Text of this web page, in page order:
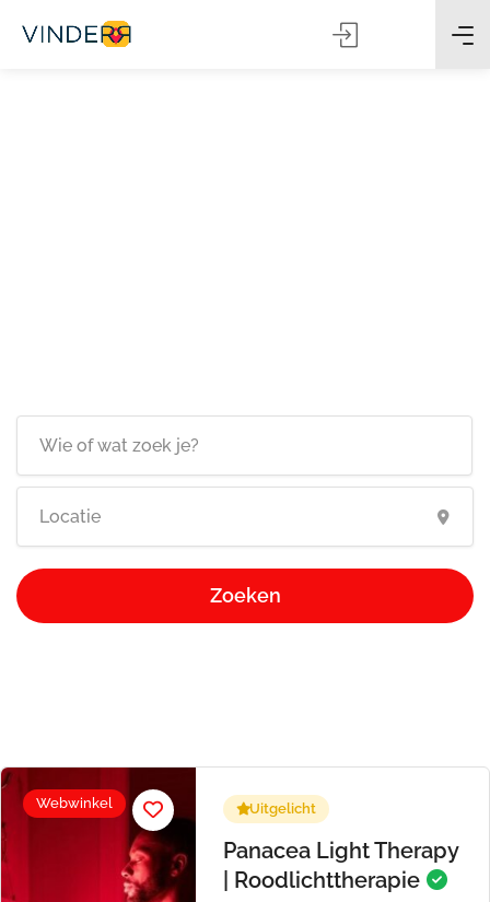
Zoeken
Webwinkel Uitgelicht
Panacea Light Therapy
| Roodlichttherapie